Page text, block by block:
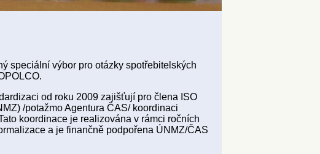
speciální výbor pro otázky spotřebitelských
od roku 2009 zajišťují pro člena ISO
/potažmo Agentura ČAS/ koordinaci
koordinace je realizována v rámci ročních
a je finančně podpořena ÚNMZ/ČAS